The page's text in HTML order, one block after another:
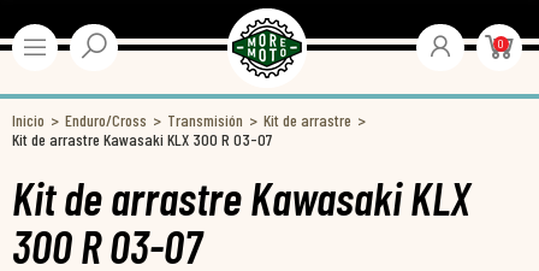
0
Inicio Enduro/Cross Transmisión
Kit de arrastre
Kit de arrastre Kawasaki KLX 300 R 03-07
Kit de arrastre Kawasaki KLX
300 R 03-07